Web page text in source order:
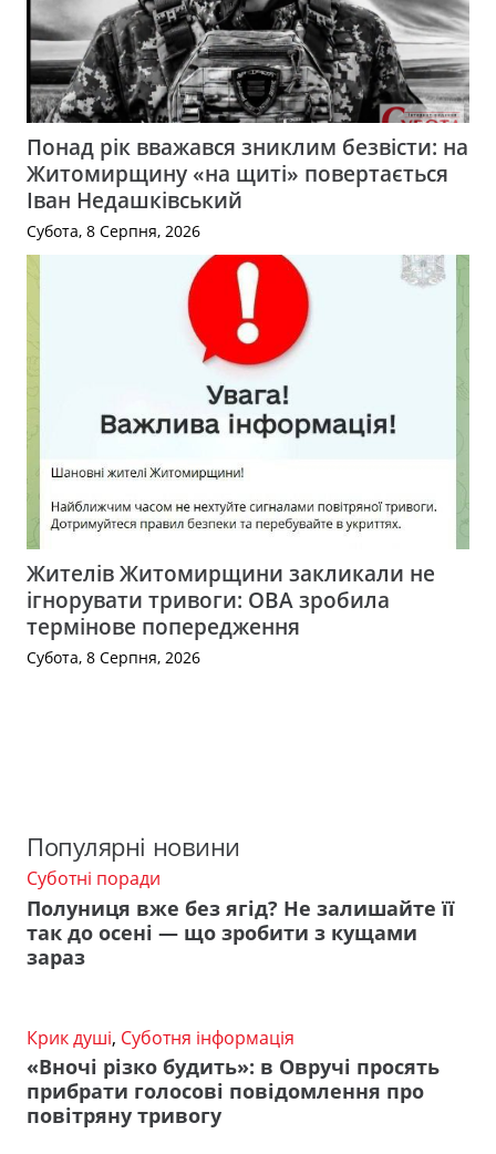
Понад рік вважався зниклим безвісти: на
Житомирщину «на щиті» повертається
Іван Недашківський
Субота, 8 Серпня, 2026
Жителів Житомирщини закликали не
ігнорувати тривоги: ОВА зробила
термінове попередження
Субота, 8 Серпня, 2026
Популярні новини
Суботні поради
Полуниця вже без ягід? Не залишайте її
так до осені — що зробити з кущами
зараз
Крик душі, Суботня інформація
«Вночі різко будить»: в Овручі просять
прибрати голосові повідомлення про
повітряну тривогу